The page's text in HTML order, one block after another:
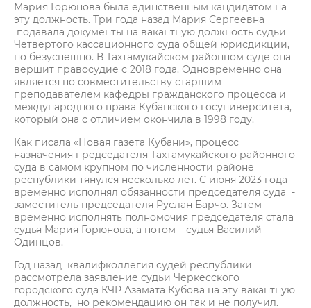
Мария Горюнова была единственным кандидатом на
эту должность. Три года назад Мария Сергеевна
подавала документы на вакантную должность судьи
Четвертого кассационного суда общей юрисдикции,
но безуспешно. В Тахтамукайском районном суде она
вершит правосудие с 2018 года. Одновременно она
является по совместительству старшим
преподавателем кафедры гражданского процесса и
международного права Кубанского госуниверситета,
который она с отличием окончила в 1998 году.
Как писала «Новая газета Кубани», процесс
назначения председателя Тахтамукайского районного
суда в самом крупном по численности районе
республики тянулся несколько лет. С июня 2023 года
временно исполнял обязанности председателя суда -
заместитель председателя Руслан Барчо. Затем
временно исполнять полномочия председателя стала
судья Мария Горюнова, а потом – судья Василий
Одинцов.
Год назад квалифколлегия судей республики
рассмотрела заявление судьи Черкесского
городского суда КЧР Азамата Кубова на эту вакантную
должность, но рекомендацию он так и не получил.